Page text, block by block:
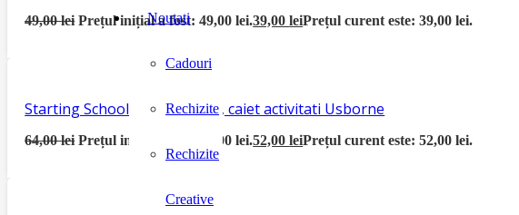
Noutati
Cadouri
Rechizite
Rechizite
Creative
49,00lei Prețul inițial a fost: 49,00 lei.39,00leiPrețul curent este: 39,00 lei.
Starting School Activity Book, caiet activitati Usborne
64,00lei Prețul inițial a fost: 64,00 lei.52,00leiPrețul curent este: 52,00 lei.